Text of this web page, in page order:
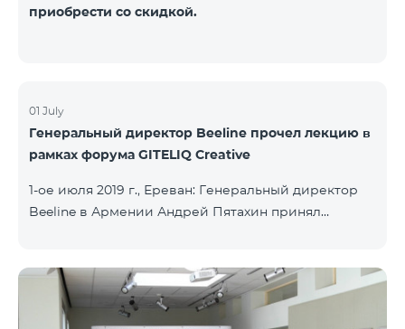
приобрести со скидкой.
01 July
Генеральный директор Beeline прочел лекцию в
рамках форума GITELIQ Creative
1-ое июля 2019 г., Ереван: Генеральный директор
Beeline в Армении Андрей Пятахин принял
"Новые технологии - новые возможности". Третий
GITELIQ Creative форум проходил в головном
офисе AGBU Armenia. Форум является рядом